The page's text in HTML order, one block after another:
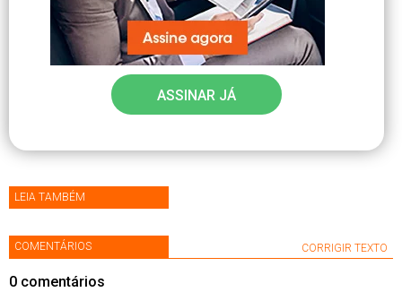
ASSINAR JÁ
LEIA TAMBÉM
COMENTÁRIOS CORRIGIR TEXTO
0 comentários